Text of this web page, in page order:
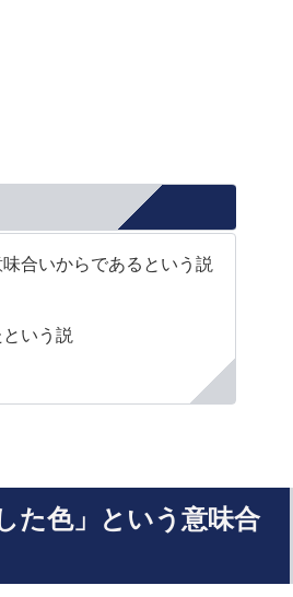
合いからであるという説
いう説
た色」という意味合